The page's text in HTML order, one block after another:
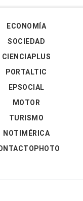
ECONOMÍA
SOCIEDAD
CIENCIAPLUS
PORTALTIC
EPSOCIAL
MOTOR
TURISMO
NOTIMÉRICA